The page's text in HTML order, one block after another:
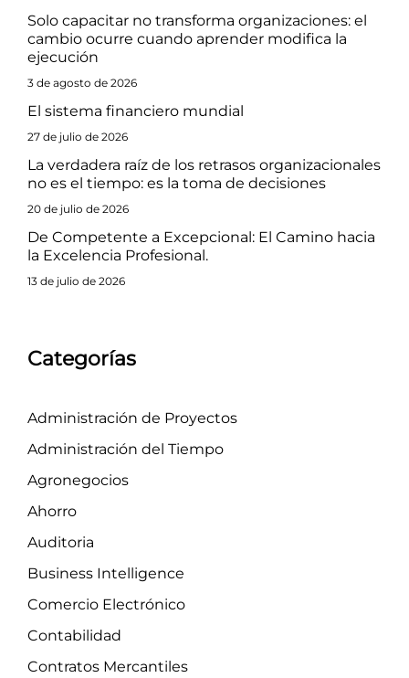
Solo capacitar no transforma organizaciones: el
cambio ocurre cuando aprender modifica la
ejecución
3 de agosto de 2026
El sistema financiero mundial
27 de julio de 2026
La verdadera raíz de los retrasos organizacionales
no es el tiempo: es la toma de decisiones
20 de julio de 2026
De Competente a Excepcional: El Camino hacia
la Excelencia Profesional.
13 de julio de 2026
Categorías
Administración de Proyectos
Administración del Tiempo
Agronegocios
Ahorro
Auditoria
Business Intelligence
Comercio Electrónico
Contabilidad
Contratos Mercantiles